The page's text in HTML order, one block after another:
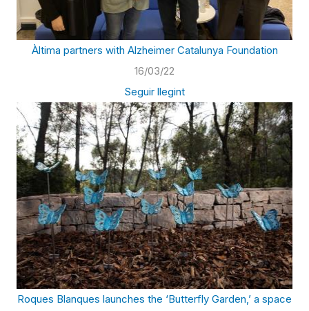
Àltima partners with Alzheimer Catalunya Foundation
16/03/22
Seguir llegint
Roques Blanques launches the ‘Butterfly Garden,’ a space